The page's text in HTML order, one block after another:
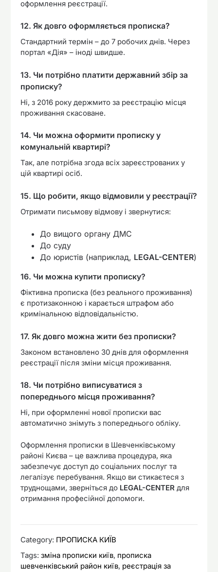
оформлення реєстрації.
12. Як довго оформляється прописка?
Стандартний термін – до 7 робочих днів. Через
портал «Дія» – іноді швидше.
13. Чи потрібно платити державний збір за
прописку?
Ні, з 2016 року держмито за реєстрацію місця
проживання скасоване.
14. Чи можна оформити прописку у
комунальній квартирі?
Так, але потрібна згода всіх зареєстрованих у
цій квартирі осіб.
15. Що робити, якщо відмовили у реєстрації?
Отримати письмову відмову і звернутися:
До вищого органу ДМС
До суду
До юристів (наприклад, LEGAL-CENTER)
16. Чи можна купити прописку?
Фіктивна прописка (без реального проживання)
є протизаконною і карається штрафом або
кримінальною відповідальністю.
17. Як довго можна жити без прописки?
Законом встановлено 30 днів для оформлення
реєстрації після зміни місця проживання.
18. Чи потрібно виписуватися з
попереднього місця проживання?
Ні, при оформленні нової прописки вас
автоматично знімуть з попереднього обліку.
Оформлення прописки в Шевченківському
районі Києва – це важлива процедура, яка
забезпечує доступ до соціальних послуг та
легалізує перебування. Якщо ви стикаєтеся з
труднощами, зверніться до LEGAL-CENTER для
отримання професійної допомоги.
Category: ПРОПИСКА КИЇВ
Tags:зміна прописки київ, прописка
шевченківський район київ, реєстрація за